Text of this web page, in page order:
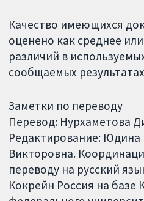
Качество имеющихся
оценено как среднее
различий в
сообщаемых
Заметки по переводу
Перевод: Нурхаметова
Редактирование: Юдина
Викторовна.
переводу на русский
Кокрейн Россия на базе